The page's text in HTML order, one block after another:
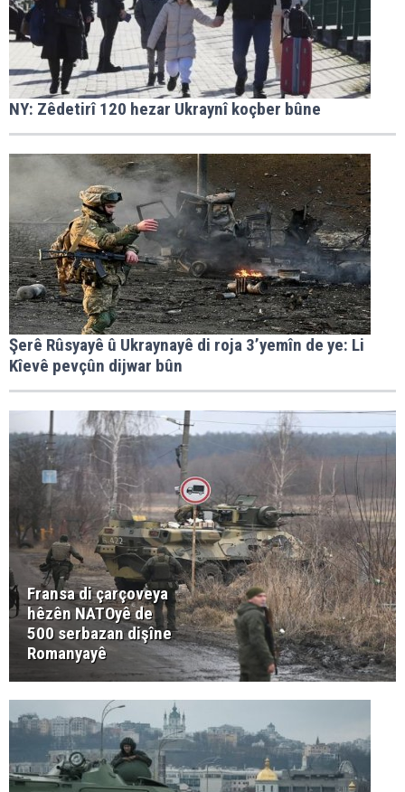
NY: Zêdetirî 120 hezar Ukraynî koçber bûne
Şerê Rûsyayê û Ukraynayê di roja 3’yemîn de ye: Li
Kîevê pevçûn dijwar bûn
Fransa di çarçoveya
hêzên NATOyê de
500 serbazan dişîne
Romanyayê